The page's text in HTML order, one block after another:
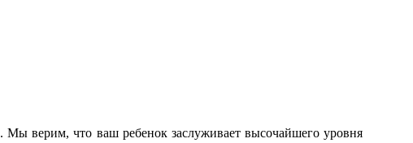
Мы верим, что ваш ребенок заслуживает высочайшего уровня